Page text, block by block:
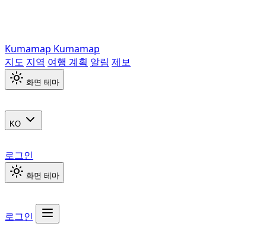
Kumamap Kumamap
지도 지역 여행 계획 알림 제보
화면 테마
KO
로그인
화면 테마
로그인